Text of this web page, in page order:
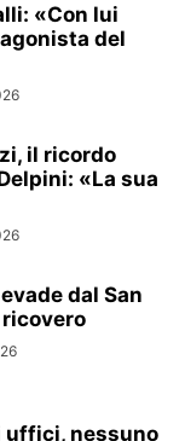
«Con lui
del
il ricordo
«La sua
dal San
uffici, nessuno